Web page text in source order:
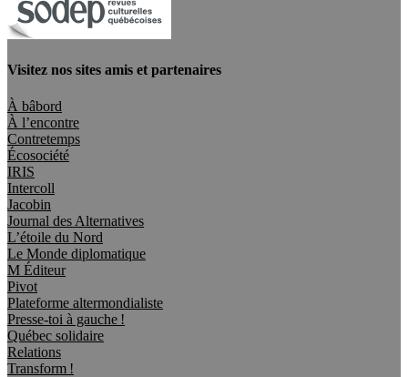
Visitez nos sites amis et partenaires
À bâbord
À l’encontre
Contretemps
Écosociété
IRIS
Intercoll
Jacobin
Journal des Alternatives
L’étoile du Nord
Le Monde diplomatique
M Éditeur
Pivot
Plateforme altermondialiste
Presse-toi à gauche !
Québec solidaire
Relations
Transform !